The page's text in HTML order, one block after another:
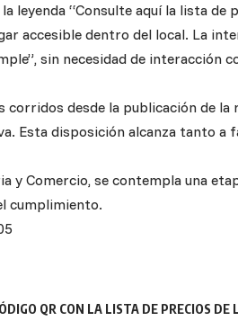
leyenda “Consulte aquí la lista de
accesible dentro del local. La
sin necesidad de interacción
corridos desde la publicación de la
Esta disposición alcanza tanto a
y Comercio, se contempla una
cumplimiento.
QR CON LA LISTA DE PRECIOS DE